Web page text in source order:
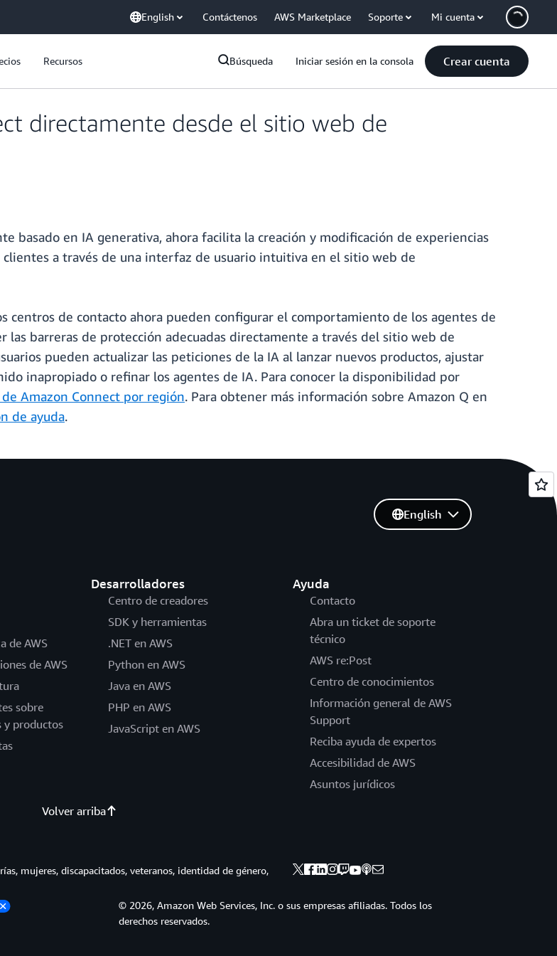
English Contáctenos AWS Marketplace Soporte Mi cuenta
Recursos Búsqueda Iniciar sesión en la consola Crear cuenta
directamente desde el sitio web de
basado en IA generativa, ahora facilita la creación y modificación de experiencias
a través de una interfaz de usuario intuitiva en el sitio web de
centros de contacto ahora pueden configurar el comportamiento de los agentes de
las barreras de protección adecuadas directamente a través del sitio web de
pueden actualizar las peticiones de la IA al lanzar nuevos productos, ajustar
inapropiado o refinar los agentes de IA. Para conocer la disponibilidad por
Amazon Connect por región. Para obtener más información sobre Amazon Q en
de ayuda.
de AWS
de AWS
sobre
y productos
Desarrolladores
Centro de creadores
SDK y herramientas
.NET en AWS
Python en AWS
Java en AWS
PHP en AWS
JavaScript en AWS
Ayuda
Contacto
Abra un ticket de soporte
técnico
AWS re:Post
Centro de conocimientos
Información general de AWS
Support
Reciba ayuda de expertos
Accesibilidad de AWS
Asuntos jurídicos
English
Volver arriba
mujeres, discapacitados, veteranos, identidad de género,
© 2026, Amazon Web Services, Inc. o sus empresas afiliadas. Todos los
derechos reservados.